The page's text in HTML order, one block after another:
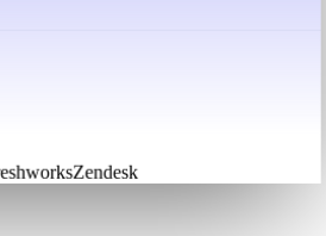
Zendesk